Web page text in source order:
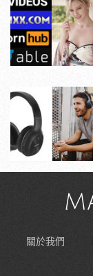
關於我們